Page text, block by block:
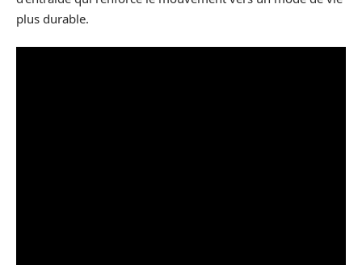
plus durable.